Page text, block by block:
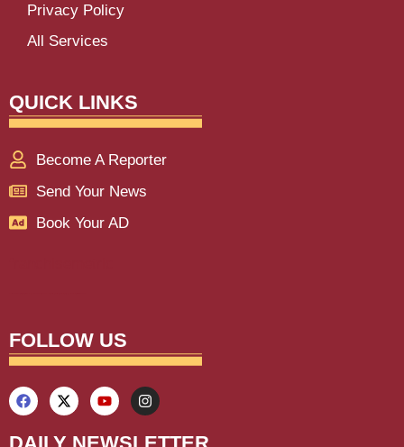
Privacy Policy
All Services
QUICK LINKS
Become A Reporter
Send Your News
Book Your AD
FOLLOW US